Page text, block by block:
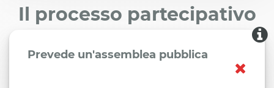
Il processo partecipativo
Prevede un'assemblea pubblica